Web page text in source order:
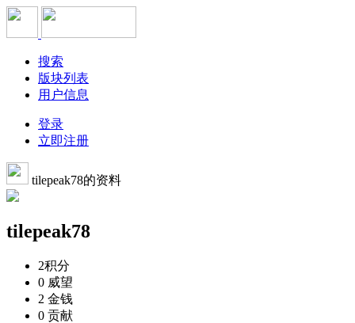
搜索
版块列表
用户信息
登录
立即注册
tilepeak78的资料
tilepeak78
2积分
0 威望
2 金钱
0 贡献